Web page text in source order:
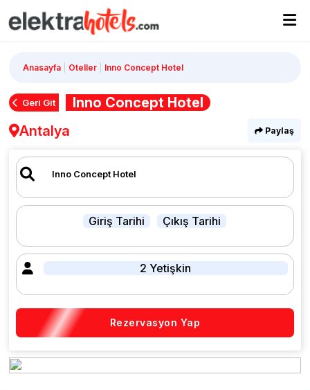
Anasayfa Oteller Inno Concept Hotel
Geri Git
Inno Concept Hotel
Antalya
Paylaş
Giriş Tarihi Çıkış Tarihi
2 Yetişkin
Rezervasyon Yap